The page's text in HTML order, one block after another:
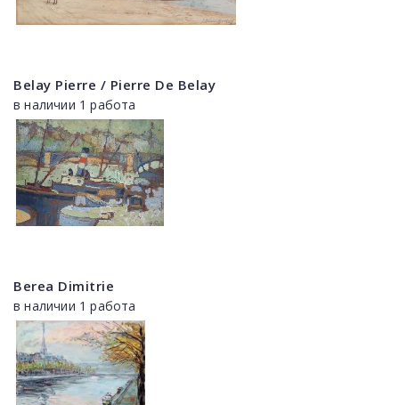
Belay Pierre / Pierre De Belay
в наличии 1 работа
Berea Dimitrie
в наличии 1 работа